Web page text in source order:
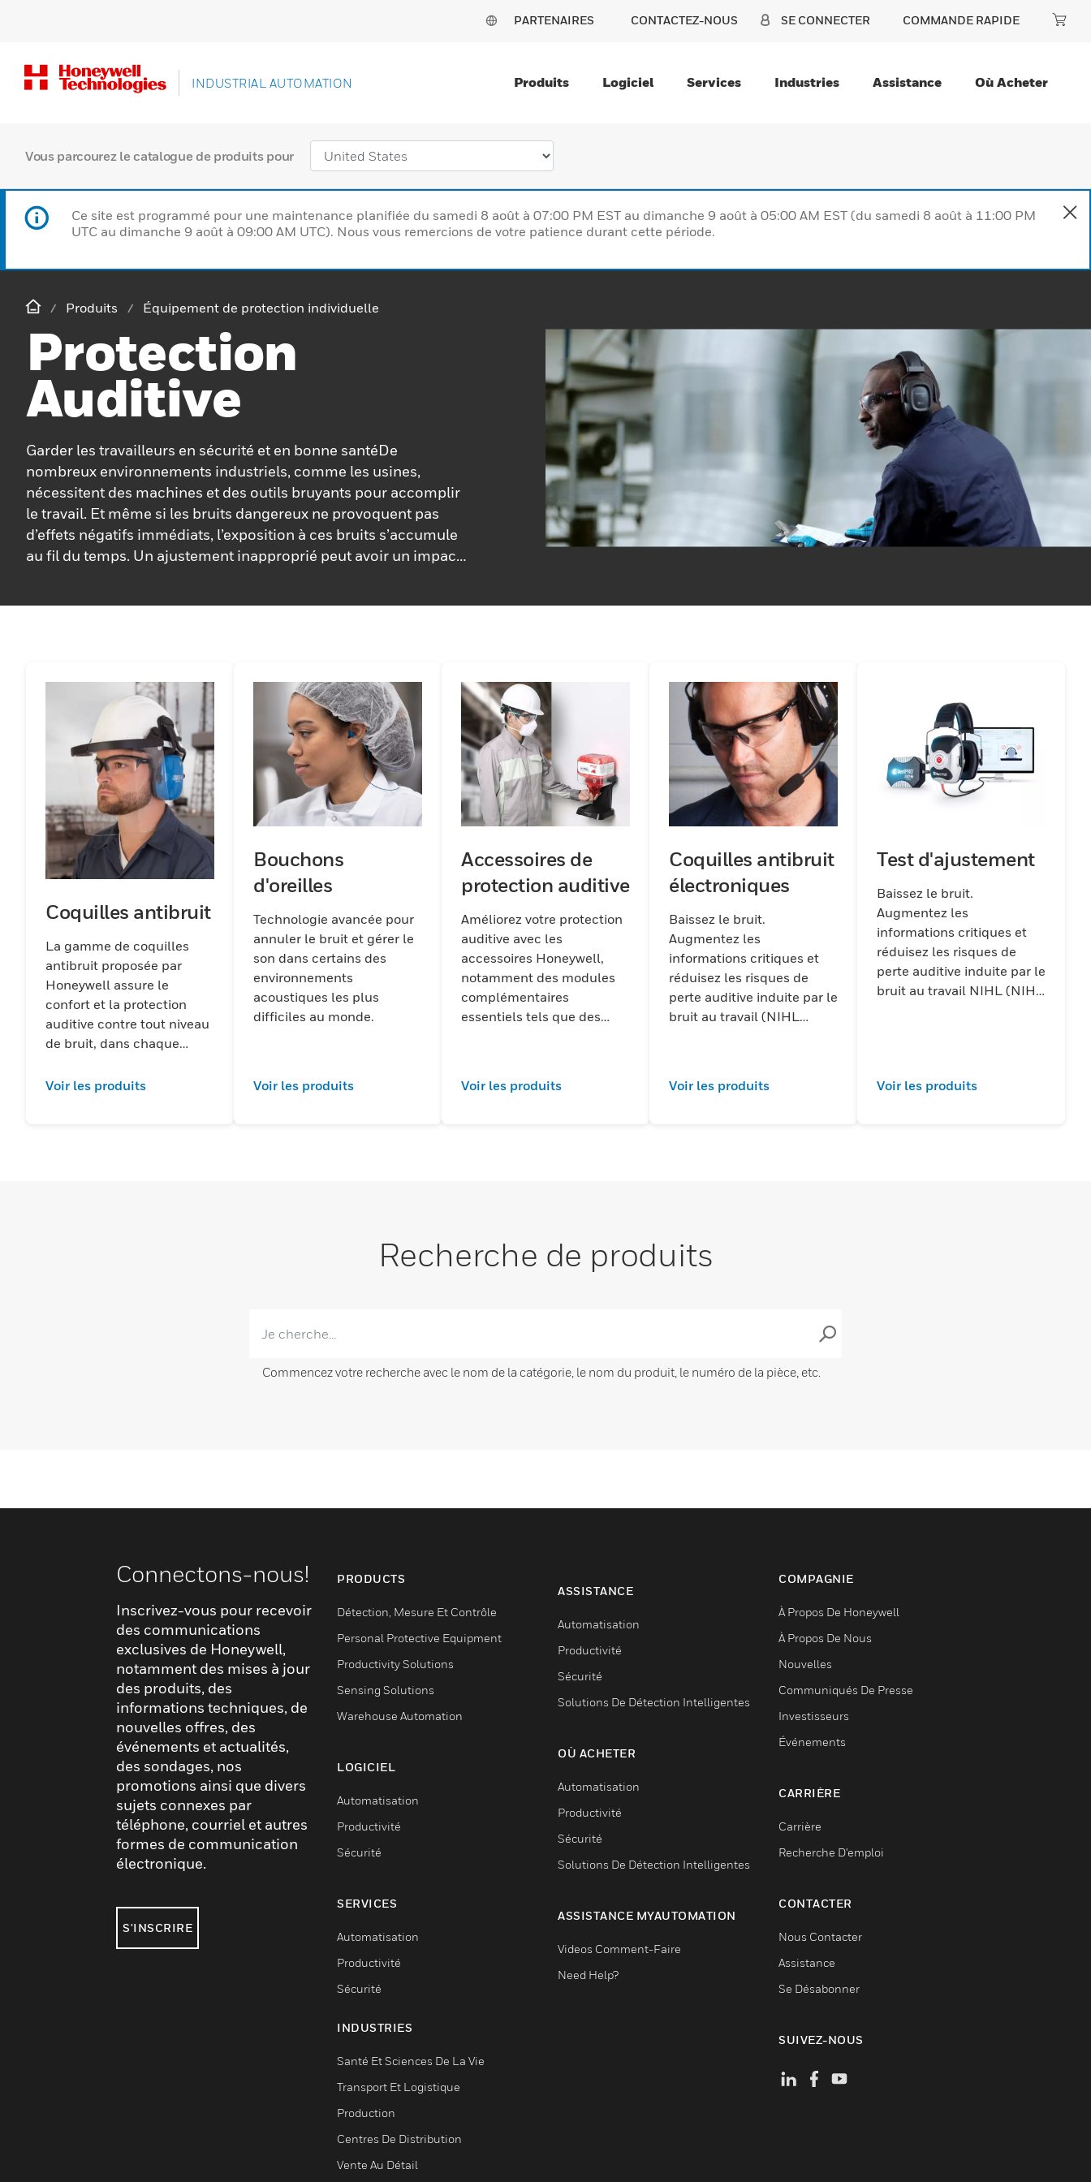
PARTENAIRES CONTACTEZ-NOUS SE CONNECTER COMMANDE RAPIDE
INDUSTRIAL AUTOMATION Produits Logiciel Services Industries Assistance Où Acheter
Vous parcourez le catalogue de produits pour
Ce site est programmé pour une maintenance planifiée du samedi 8 août à 07:00 PM EST au dimanche 9 août à 05:00 AM EST (du samedi 8 août à 11:00 PM
UTC au dimanche 9 août à 09:00 AM UTC). Nous vous remercions de votre patience durant cette période.
Produits Équipement de protection individuelle
Protection
Auditive
Garder les travailleurs en sécurité et en bonne santéDe
nombreux environnements industriels, comme les usines,
nécessitent des machines et des outils bruyants pour accomplir
le travail. Et même si les bruits dangereux ne provoquent pas
d’effets négatifs immédiats, l’exposition à ces bruits s’accumule
au fil du temps. Un ajustement inapproprié peut avoir un impact
du travailleur parfaitement. Avec la bonne protection, Honeywell
Howard Leight peut aider à préserver l’audition toute une vie.
Coquilles antibruit
La gamme de coquilles
antibruit proposée par
Honeywell assure le
confort et la protection
auditive contre tout niveau
de bruit, dans chaque
travailleur.
Voir les produits
Bouchons
d'oreilles
Technologie avancée pour
annuler le bruit et gérer le
son dans certains des
environnements
acoustiques les plus
difficiles au monde.
Voir les produits
Accessoires de
protection auditive
Améliorez votre protection
auditive avec les
accessoires Honeywell,
notamment des modules
complémentaires
essentiels tels que des
Voir les produits
Coquilles antibruit
électroniques
Baissez le bruit.
Augmentez les
informations critiques et
réduisez les risques de
perte auditive induite par le
bruit au travail (NIHL
Voir les produits
Test d'ajustement
Baissez le bruit.
Augmentez les
informations critiques et
réduisez les risques de
perte auditive induite par le
bruit au travail NIHL (NIHL
Voir les produits
Recherche de produits
Commencez votre recherche avec le nom de la catégorie, le nom du produit, le numéro de la pièce, etc.
Connectons-nous!
Inscrivez-vous pour recevoir
des communications
exclusives de Honeywell,
notamment des mises à jour
des produits, des
informations techniques, de
nouvelles offres, des
événements et actualités,
des sondages, nos
promotions ainsi que divers
sujets connexes par
téléphone, courriel et autres
formes de communication
électronique.
S'INSCRIRE
PRODUCTS
Détection, Mesure Et Contrôle
Personal Protective Equipment
Productivity Solutions
Sensing Solutions
Warehouse Automation
LOGICIEL
Automatisation
Productivité
Sécurité
SERVICES
Automatisation
Productivité
Sécurité
INDUSTRIES
Santé Et Sciences De La Vie
Transport Et Logistique
Production
Centres De Distribution
Vente Au Détail
ASSISTANCE
Automatisation
Productivité
Sécurité
Solutions De Détection Intelligentes
OÙ ACHETER
Automatisation
Productivité
Sécurité
Solutions De Détection Intelligentes
ASSISTANCE MYAUTOMATION
Videos Comment-Faire
Need Help?
COMPAGNIE
À Propos De Honeywell
À Propos De Nous
Nouvelles
Communiqués De Presse
Investisseurs
Événements
CARRIÈRE
Carrière
Recherche D'emploi
CONTACTER
Nous Contacter
Assistance
Se Désabonner
SUIVEZ-NOUS